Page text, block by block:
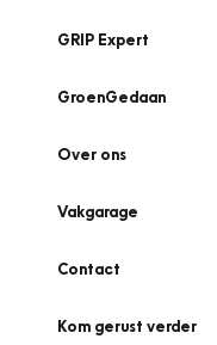
GRIP Expert
GroenGedaan
Over ons
Vakgarage
Contact
Kom gerust verder